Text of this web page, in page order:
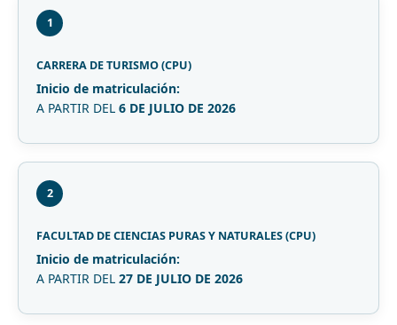
1
CARRERA DE TURISMO (CPU)
Inicio de matriculación:
A PARTIR DEL 6 DE JULIO DE 2026
2
FACULTAD DE CIENCIAS PURAS Y NATURALES (CPU)
Inicio de matriculación:
A PARTIR DEL 27 DE JULIO DE 2026